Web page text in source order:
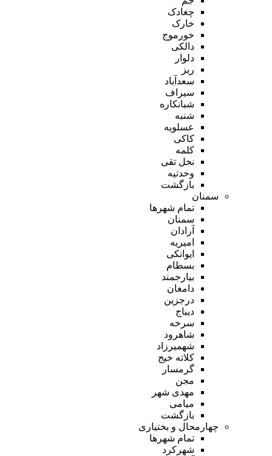
چغادک
خارک
خورموج
دالکی
دلوار
ریز
سعدآباد
سیراف
شبانکاره
شنبه
عسلویه
کاکی
کلمه
نخل تقی
وحدتیه
بازگشت
سمنان
تمام شهر‌ها
سمنان
آرادان
امیریه
ایوانکی
بسطام
بیارجمند
دامغان
درجزین
دیباج
سرخه
شاهرود
شهمیرزاد
کلاته خیج
گرمسار
مجن
مهدی شهر
میامی
بازگشت
چهارمحال و بختیاری
تمام شهر‌ها
شهرکرد